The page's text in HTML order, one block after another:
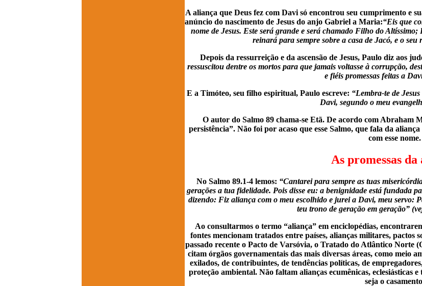
A aliança que Deus fez com Davi só encontrou seu cumprimento e
anúncio do nascimento de Jesus do anjo Gabriel a Maria:“Eis que
nome de Jesus. Este será grande e será chamado Filho do
reinará para sempre sobre a casa de Jacó, e o
Depois da ressurreição e da ascensão de Jesus, Paulo diz aos
ressuscitou dentre os mortos para que jamais voltasse à corrupção,
e fiéis promessas feitas a
E a Timóteo, seu filho espiritual, Paulo escreve: “Lembra-te de
Davi, segundo o meu
O autor do Salmo 89 chama-se Etã. De acordo com Abraham
persistência”. Não foi por acaso que esse Salmo, que fala da
com esse nome.
As promessas da
No Salmo 89.1-4 lemos: “Cantarei para sempre as tuas
gerações a tua fidelidade. Pois disse eu: a benignidade está fundada
dizendo: Fiz aliança com o meu escolhido e jurei a Davi, meu servo:
teu trono de geração em geração”
Ao consultarmos o termo “aliança” em enciclopédias,
fontes mencionam tratados entre países, alianças militares, pactos
passado recente o Pacto de Varsóvia, o Tratado do Atlântico Norte
citam órgãos governamentais das mais diversas áreas, como meio
exilados, de contribuintes, de tendências políticas, de
proteção ambiental. Não faltam alianças ecumênicas, eclesiásticas
seja o